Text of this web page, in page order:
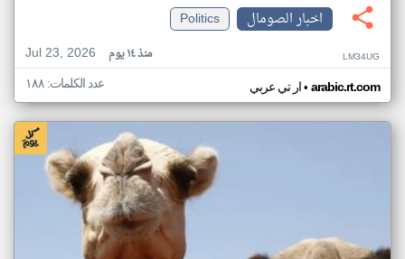
اخبار الصومال
Politics
Jul 23, 2026
منذ ١٤ يوم LM34UG
ار تي عربي• arabic.rt.com عدد الكلمات: ١٨٨